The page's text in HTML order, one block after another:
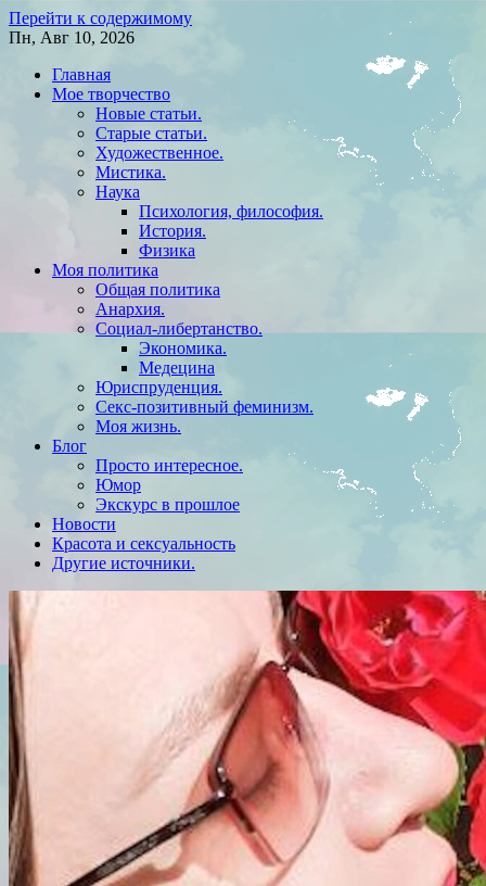
Перейти к содержимому
Пн, Авг 10, 2026
Главная
Мое творчество
Новые статьи.
Старые статьи.
Художественное.
Мистика.
Наука
Психология, философия.
История.
Физика
Моя политика
Общая политика
Анархия.
Социал-либертанство.
Экономика.
Медецина
Юриспруденция.
Секс-позитивный феминизм.
Моя жизнь.
Блог
Просто интересное.
Юмор
Экскурс в прошлое
Новости
Красота и сексуальность
Другие источники.